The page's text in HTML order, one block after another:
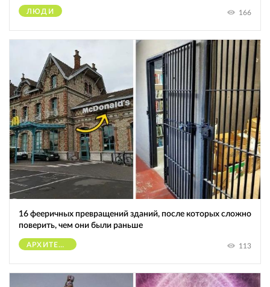
ЛЮДИ 166
16 фееричных превращений зданий, после которых сложно
поверить, чем они были раньше
АРХИТЕКТУРА 113